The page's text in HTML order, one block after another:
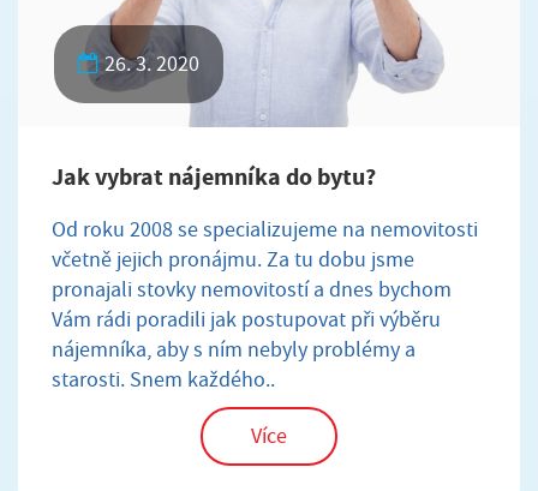
26. 3. 2020
Jak vybrat nájemníka do bytu?
Od roku 2008 se specializujeme na nemovitosti
včetně jejich pronájmu. Za tu dobu jsme
pronajali stovky nemovitostí a dnes bychom
Vám rádi poradili jak postupovat při výběru
nájemníka, aby s ním nebyly problémy a
starosti. Snem každého..
Více